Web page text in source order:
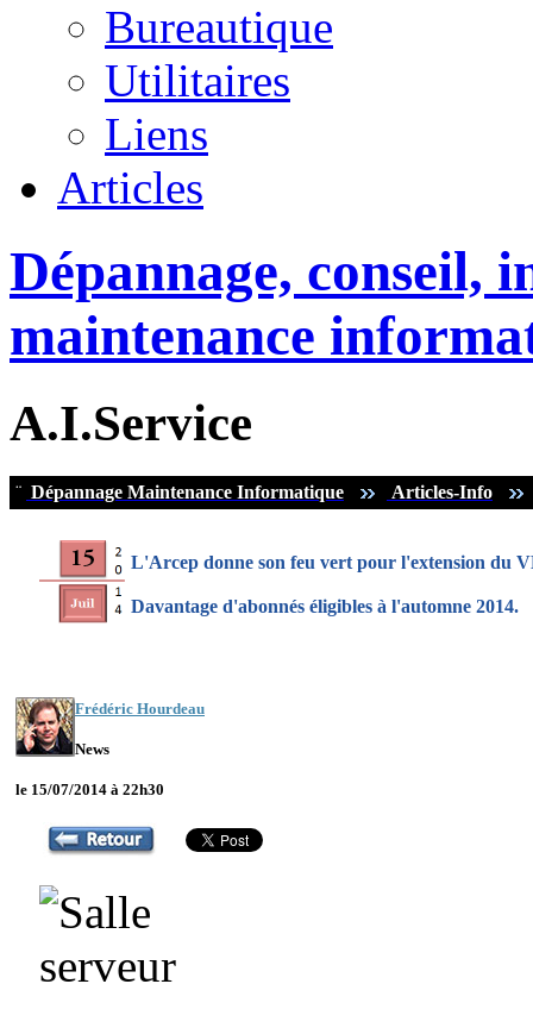
Bureautique
Utilitaires
Liens
Articles
Dépannage, conseil,
maintenance
A.I.Service
¨ Dépannage Maintenance Informatique Articles-Info
L'Arcep donne son feu vert pour l'extension du
Davantage d'abonnés éligibles à l'automne 2014.
Frédéric Hourdeau
News
le 15/07/2014 à 22h30